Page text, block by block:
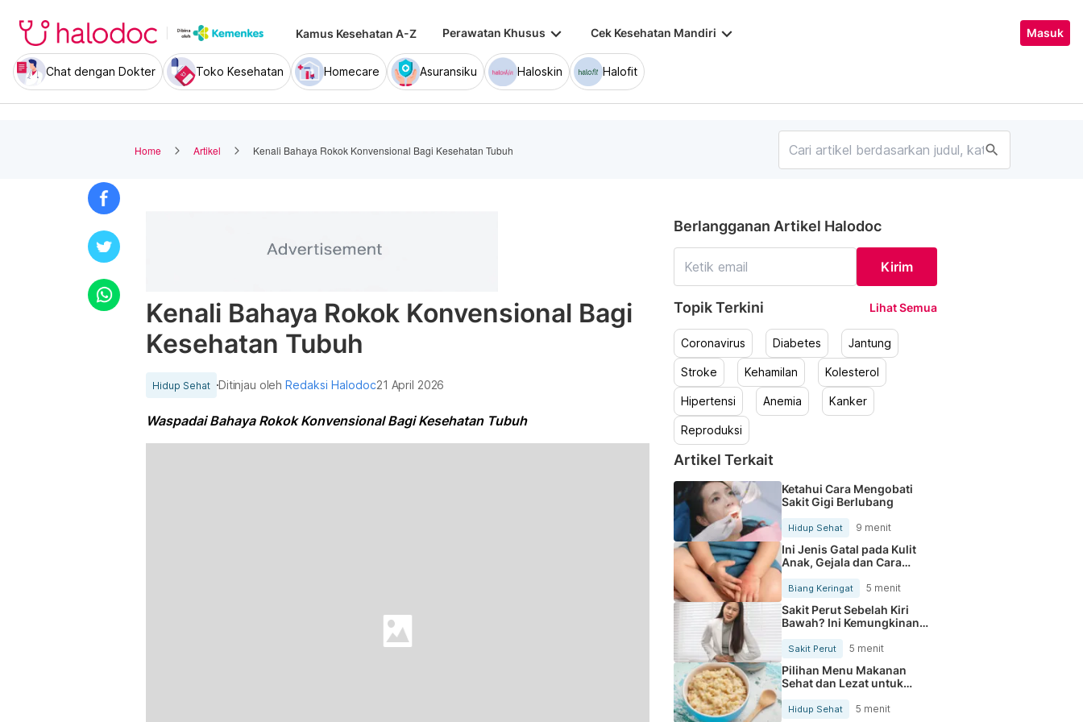
Kamus Kesehatan A-Z Perawatan Khusus keyboard_arrow_down Cek Kesehatan Mandiri keyboard_arrow_down Masuk
Chat dengan Dokter Toko Kesehatan Homecare Asuransiku Haloskin Halofit
Home Artikel Kenali Bahaya Rokok Konvensional Bagi Kesehatan Tubuh search
Kenali Bahaya Rokok Konvensional Bagi
Kesehatan Tubuh
Hidup Sehat Ditinjau olehRedaksi Halodoc21 April 2026
Waspadai Bahaya Rokok Konvensional Bagi Kesehatan Tubuh
Berlangganan Artikel Halodoc
Kirim
Topik Terkini Lihat Semua
Coronavirus Diabetes Jantung
Stroke Kehamilan Kolesterol
Hipertensi Anemia Kanker
Reproduksi
Artikel Terkait
Ketahui Cara Mengobati
Sakit Gigi Berlubang
Hidup Sehat 9 menit
Ini Jenis Gatal pada Kulit
Anak, Gejala dan Cara
Mengobatinya
Biang Keringat 5 menit
Sakit Perut Sebelah Kiri
Bawah? Ini Kemungkinan
Sakit Perut 5 menit
Pilihan Menu Makanan
Sehat dan Lezat untuk
Mengurangi Kolesterol
Hidup Sehat 5 menit